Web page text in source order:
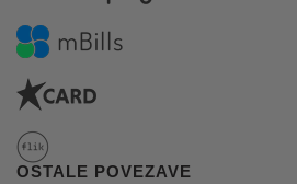
OSTALE POVEZAVE